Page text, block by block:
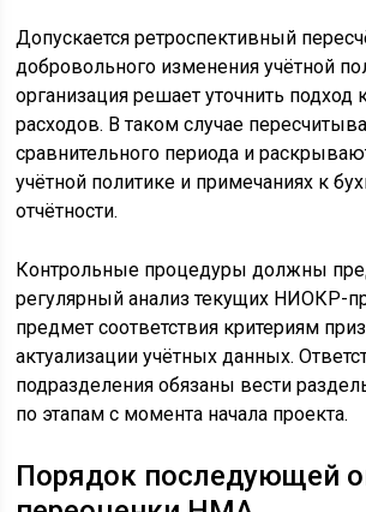
Допускается ретроспективный
добровольного изменения учётной
организация решает уточнить подход
расходов. В таком случае
сравнительного периода и
учётной политике и примечаниях к
отчётности.
Контрольные процедуры должны
регулярный анализ текущих НИОКР-
предмет соответствия критериям
актуализации учётных данных.
подразделения обязаны вести
по этапам с момента начала проекта.
Порядок последующей